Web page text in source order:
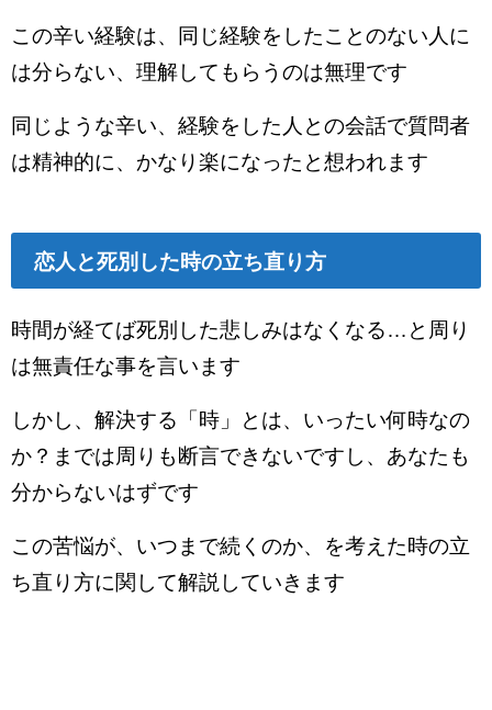
この辛い経験は、同じ経験をしたことのない人に
は分らない、理解してもらうのは無理です
同じような辛い、経験をした人との会話で質問者
は精神的に、かなり楽になったと想われます
恋人と死別した時の立ち直り方
時間が経てば死別した悲しみはなくなる…と周り
は無責任な事を言います
しかし、解決する「時」とは、いったい何時なの
か？までは周りも断言できないですし、あなたも
分からないはずです
この苦悩が、いつまで続くのか、を考えた時の立
ち直り方に関して解説していきます